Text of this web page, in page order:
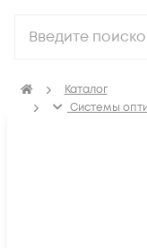
Каталог
Системы